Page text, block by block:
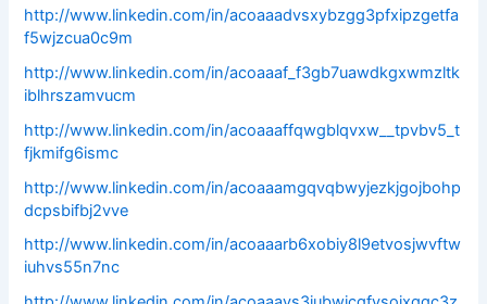
http://www.linkedin.com/in/acoaaadvsxybzgg3pfxipzgetfa
f5wjzcua0c9m
http://www.linkedin.com/in/acoaaaf_f3gb7uawdkgxwmzltk
iblhrszamvucm
http://www.linkedin.com/in/acoaaaffqwgblqvxw__tpvbv5_t
fjkmifg6ismc
http://www.linkedin.com/in/acoaaamgqvqbwyjezkjgojbohp
dcpsbifbj2vve
http://www.linkedin.com/in/acoaaarb6xobiy8l9etvosjwvftw
iuhvs55n7nc